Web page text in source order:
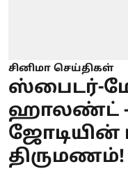
சினிமா செய்திகள்
ஸ்பைடர்-
ஹாலண்ட்
ஜோடியின்
திருமணம்!